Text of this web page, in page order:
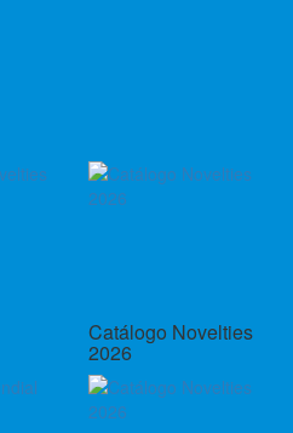
Catálogo Novelties
2026